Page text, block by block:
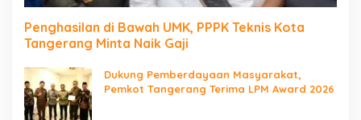
Penghasilan di Bawah UMK, PPPK Teknis Kota
Tangerang Minta Naik Gaji
Dukung Pemberdayaan Masyarakat,
Pemkot Tangerang Terima LPM Award 2026